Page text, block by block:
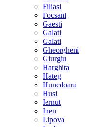
Filiasi
Focsani
Gaesti
Galati
Galati
Gheorgheni
Giurgiu
Harghita
Hateg
Hunedoara
Husi
Iernut
Ineu
Lipova